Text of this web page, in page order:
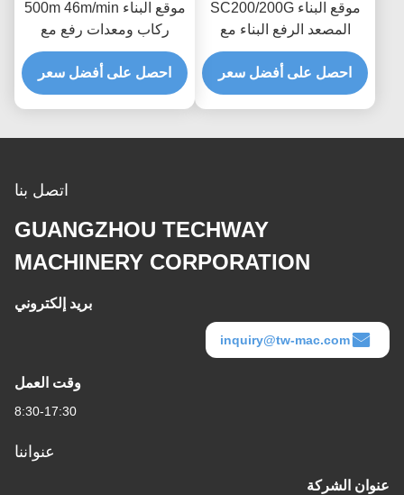
موقع البناء SC200/200G
المصعد الرفع البناء مع
عاكس التردد
احصل على أفضل سعر
موقع البناء 500m 46m/min
ركاب ومعدات رفع مع
تكييف الهواء
احصل على أفضل سعر
اتصل بنا
GUANGZHOU TECHWAY
MACHINERY CORPORATION
بريد إلكتروني
inquiry@tw-mac.com
وقت العمل
8:30-17:30
عنواننا
عنوان الشركة